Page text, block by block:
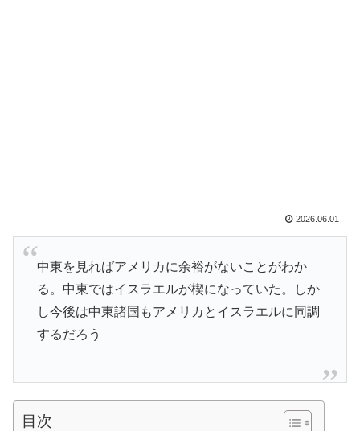
2026.06.01
中東を見ればアメリカに余裕がないことがわか
る。中東ではイスラエルが楔になっていた。しか
し今後は中東諸国もアメリカとイスラエルに同調
するだろう
目次